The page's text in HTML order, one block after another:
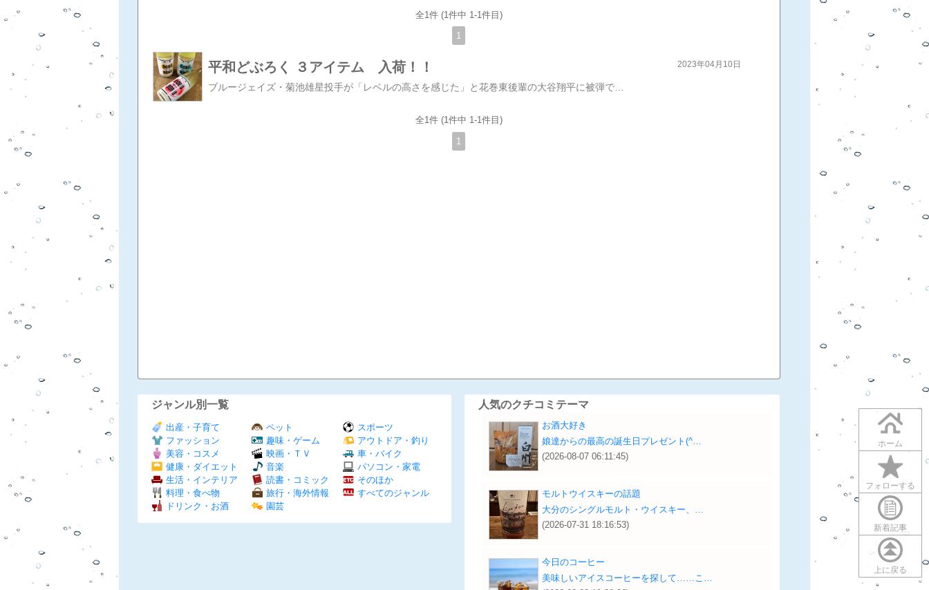
ホーム
フォローする
新着記事
上に戻る
全1件 (1件中 1-1件目)
1
平和どぶろく ３アイテム 入荷！！
ブルージェイズ・菊池雄星投手が「レベルの高さを感じた」と花巻東後輩の大谷翔平に被弾で脱帽だとか。個人的には、菊池投手のクロスファイアー 好きですけどね。今夜の話は、レベルの高いどぶろく入荷という話です。日曜日に明石・魚の棚商店街で開催する「饗宴のとき 日本酒編」に平和酒造さんも参加予定です。この商品もご用意しております。2021年から始まった平和酒造の新たな取り組み「平和どぶろく」。prototype#1、#2、#3、と限定醸造で取り組んできましたが、今回満を持して定番酒としてリリース！！●「平和どぶろく壱ノ濁』 720ml 1,3200円税込米と米麹だけで酸した最もスタンダードなどぶろくです。柔らかな甘み、軽やかですっきりとキレのある味わい。しっかり冷やしたストレートでお楽しみください。●「平和どぶろく弐ノ濁』 720ml 1,760円税込通常は焼酎醸造に用いられる白麴で醸造されています。穏やかな甘味を軸に、ヨーグルトを思わせる甘酸っぱいミルキーな香りが重なり、後味はすっきり綺麗な余韻を残す仕上がりになりました。しっかり冷やしたストレートでお楽しみください。●「平和どぶろく参ノ濁」 720ml 1,760円税込クラフトビール「平和クラフト」で使うホップのフレーバーさ。まろやかなお米の甘味にジューシーなホップの香りが重なります。ほのかな苦みと酸味が味を引き締め、後味はすっきり爽やか。はじける炭酸がさらに飲みやすさを引き立てる軽やかな1本です。しっかり冷やしたストレート、又はロックでお楽しみください。３種類ともアルコール度数９度 和歌山県産米「にこまる」を使用。３種異なるフレーバーのどぶろくはそれぞれキャラの立つ味わい。飲み比べてもよし、それぞれ食事とのペアリングを考えてもよし、様々なシーンで楽しめます。ブログランキングにエントリーしております。最後にポチッとクリックして頂けると大変嬉しゅうございます（感謝​​​​​​​​​​​​​​​​​​​​​​​​​​​​​​​​​​
2023年04月10日
全1件 (1件中 1-1件目)
1
ジャンル別一覧
出産・子育て
ファッション
美容・コスメ
健康・ダイエット
生活・インテリア
料理・食べ物
ドリンク・お酒
ペット
趣味・ゲーム
映画・ＴＶ
音楽
読書・コミック
旅行・海外情報
園芸
スポーツ
アウトドア・釣り
車・バイク
パソコン・家電
そのほか
すべてのジャンル
人気のクチコミテーマ
お酒大好き
娘達からの最高の誕生日プレゼント(^…
(2026-08-07 06:11:45)
モルトウイスキーの話題
大分のシングルモルト・ウイスキー、…
(2026-07-31 18:16:53)
今日のコーヒー
美味しいアイスコーヒーを探して……こ…